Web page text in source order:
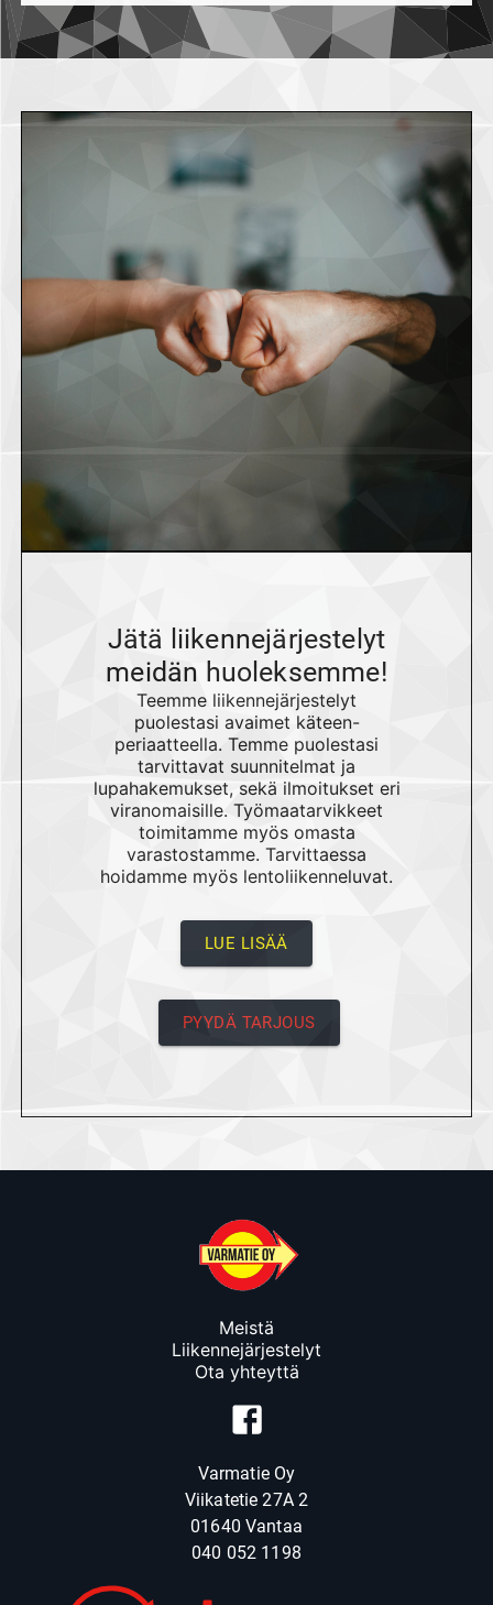
Jätä liikennejärjestelyt
meidän huoleksemme!
Teemme liikennejärjestelyt
puolestasi avaimet käteen-
periaatteella. Temme puolestasi
tarvittavat suunnitelmat ja
lupahakemukset, sekä ilmoitukset eri
viranomaisille. Työmaatarvikkeet
toimitamme myös omasta
varastostamme. Tarvittaessa
hoidamme myös lentoliikenneluvat.
LUE LISÄÄ
PYYDÄ TARJOUS
Meistä
Liikennejärjestelyt
Ota yhteyttä
Varmatie Oy
Viikatetie 27A 2
01640 Vantaa
040 052 1198